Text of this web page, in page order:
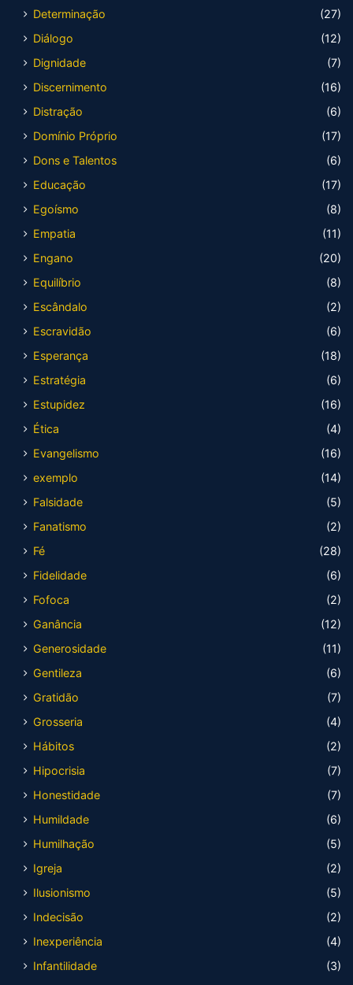
Determinação
(27)
Diálogo
(12)
Dignidade
(7)
Discernimento
(16)
Distração
(6)
Domínio Próprio
(17)
Dons e Talentos
(6)
Educação
(17)
Egoísmo
(8)
Empatia
(11)
Engano
(20)
Equilíbrio
(8)
Escândalo
(2)
Escravidão
(6)
Esperança
(18)
Estratégia
(6)
Estupidez
(16)
Ética
(4)
Evangelismo
(16)
exemplo
(14)
Falsidade
(5)
Fanatismo
(2)
Fé
(28)
Fidelidade
(6)
Fofoca
(2)
Ganância
(12)
Generosidade
(11)
Gentileza
(6)
Gratidão
(7)
Grosseria
(4)
Hábitos
(2)
Hipocrisia
(7)
Honestidade
(7)
Humildade
(6)
Humilhação
(5)
Igreja
(2)
Ilusionismo
(5)
Indecisão
(2)
Inexperiência
(4)
Infantilidade
(3)